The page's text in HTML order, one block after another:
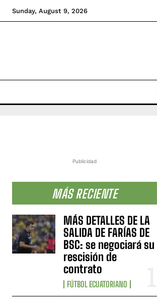
Sunday, August 9, 2026
Publicidad
MÁS RECIENTE
MÁS DETALLES DE LA
SALIDA DE FARÍAS DE
BSC: se negociará su
rescisión de
contrato
FÚTBOL ECUATORIANO